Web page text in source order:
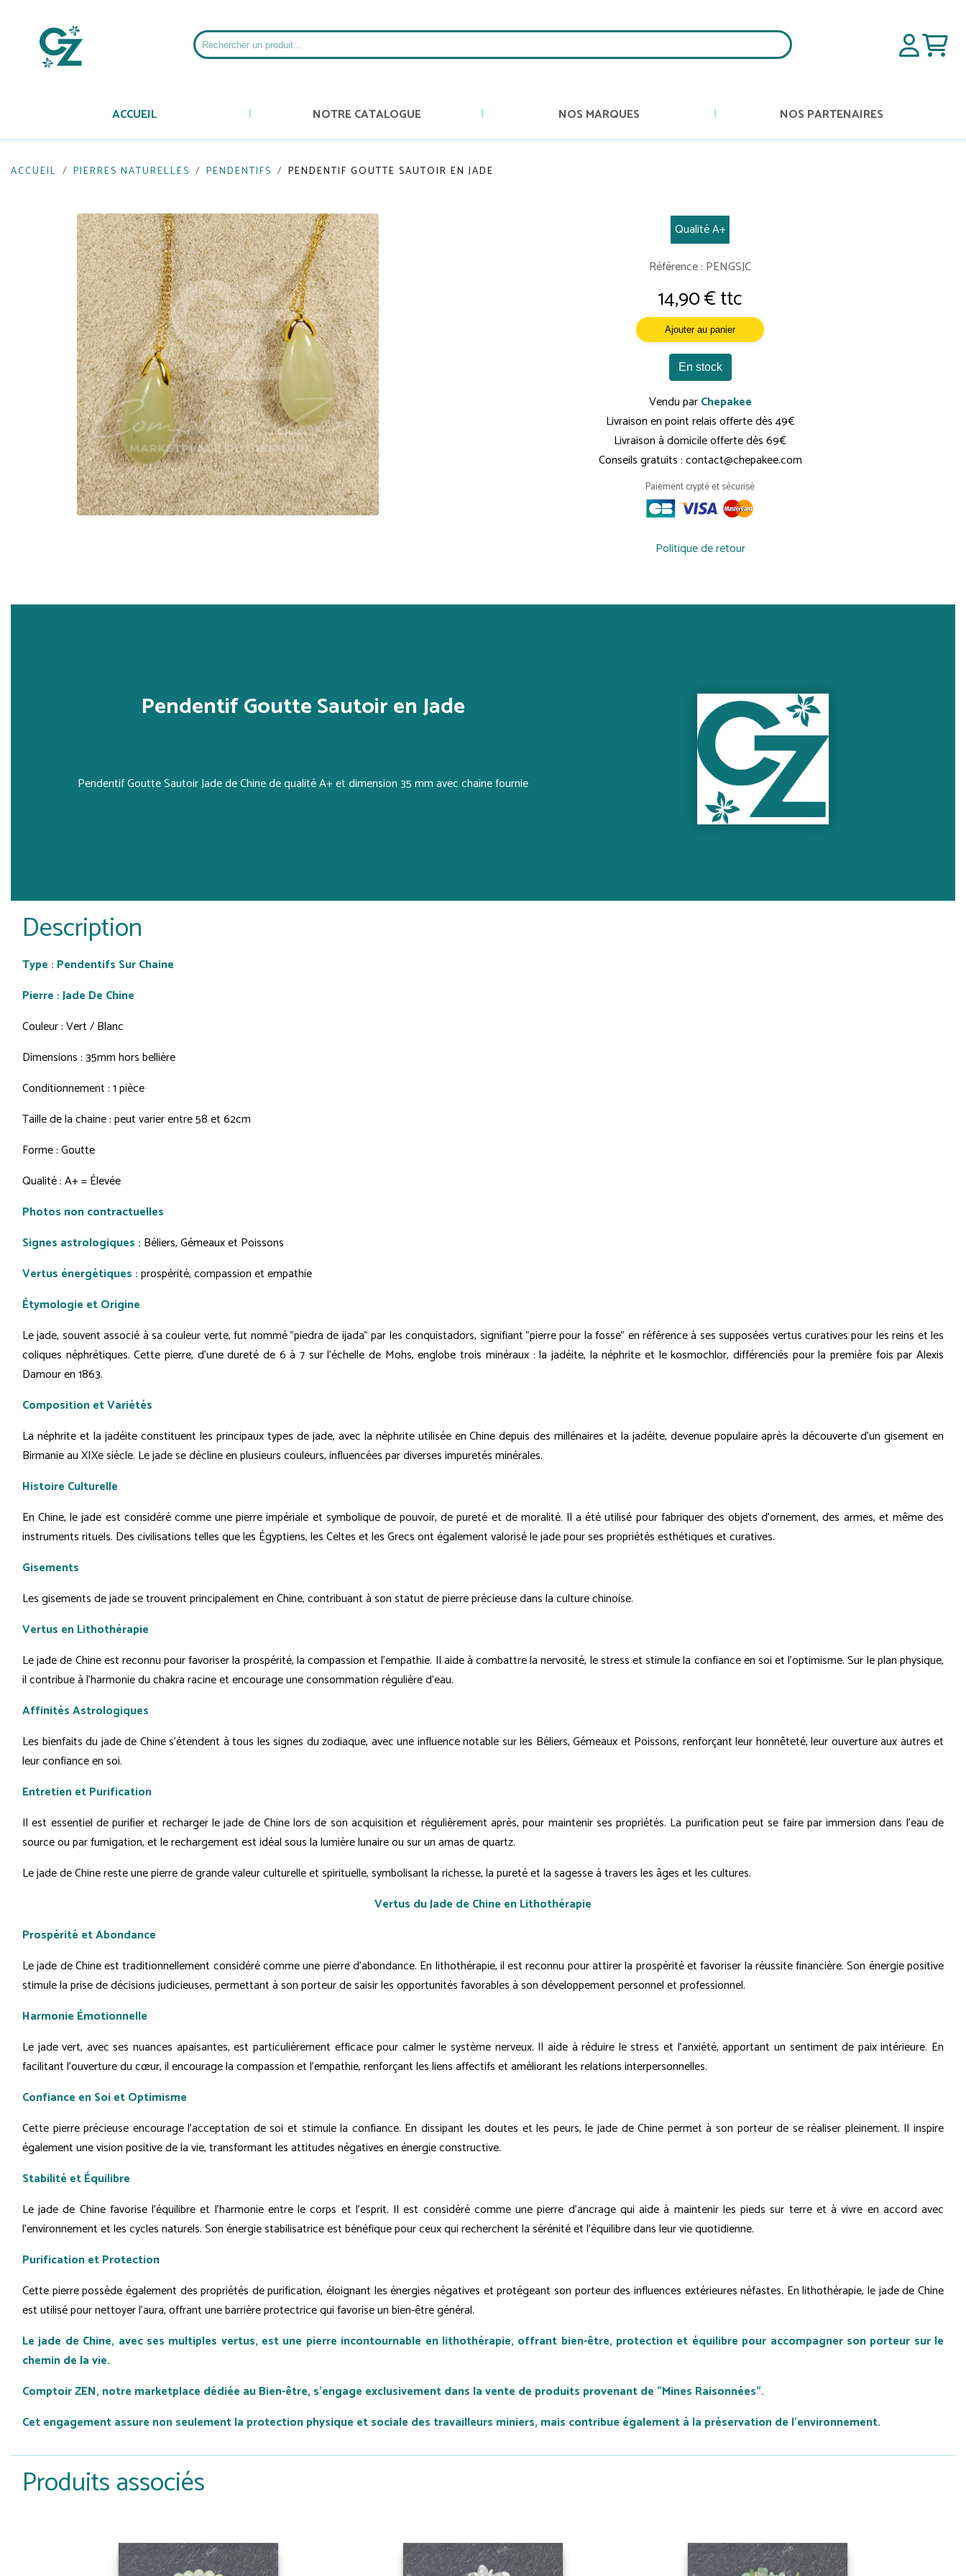
ACCUEIL NOTRE CATALOGUE NOS MARQUES NOS PARTENAIRES
ACCUEIL PIERRES NATURELLES PENDENTIFS PENDENTIF GOUTTE SAUTOIR EN JADE
Qualité A+
Référence : PENGSJC
14,90 € ttc
Ajouter au panier
En stock
Vendu parChepakee
Livraison en point relais offerte dès 49€
Livraison à domicile offerte dès 69€
Conseils gratuits : contact@chepakee.com
Paiement crypté et sécurisé
Politique de retour
Pendentif Goutte Sautoir en Jade
Pendentif Goutte Sautoir Jade de Chine de qualité A+ et dimension 35 mm avec chaine fournie
Description
Type : Pendentifs Sur Chaine
Pierre : Jade De Chine
Couleur : Vert / Blanc
Dimensions : 35mm hors bellière
Conditionnement : 1 pièce
Taille de la chaine : peut varier entre 58 et 62cm
Forme : Goutte
Qualité : A+ = Élevée
Photos non contractuelles
Signes astrologiques : Béliers, Gémeaux et Poissons
Vertus énergétiques :prospérité, compassion et empathie
Étymologie et Origine
Le jade, souvent associé à sa couleur verte, fut nommé "piedra de ijada" par les conquistadors, signifiant "pierre pour la fosse" en référence à ses supposées vertus curatives pour les reins et les
coliques néphrétiques. Cette pierre, d'une dureté de 6 à 7 sur l'échelle de Mohs, englobe trois minéraux : la jadéite, la néphrite et le kosmochlor, différenciés pour la première fois par Alexis
Damour en 1863.
Composition et Variétés
La néphrite et la jadéite constituent les principaux types de jade, avec la néphrite utilisée en Chine depuis des millénaires et la jadéite, devenue populaire après la découverte d'un gisement en
Birmanie au XIXe siècle. Le jade se décline en plusieurs couleurs, influencées par diverses impuretés minérales.
Histoire Culturelle
En Chine, le jade est considéré comme une pierre impériale et symbolique de pouvoir, de pureté et de moralité. Il a été utilisé pour fabriquer des objets d'ornement, des armes, et même des
instruments rituels. Des civilisations telles que les Égyptiens, les Celtes et les Grecs ont également valorisé le jade pour ses propriétés esthétiques et curatives.
Gisements
Les gisements de jade se trouvent principalement en Chine, contribuant à son statut de pierre précieuse dans la culture chinoise.
Vertus en Lithothérapie
Le jade de Chine est reconnu pour favoriser la prospérité, la compassion et l'empathie. Il aide à combattre la nervosité, le stress et stimule la confiance en soi et l'optimisme. Sur le plan physique,
il contribue à l'harmonie du chakra racine et encourage une consommation régulière d'eau.
Affinités Astrologiques
Les bienfaits du jade de Chine s'étendent à tous les signes du zodiaque, avec une influence notable sur les Béliers, Gémeaux et Poissons, renforçant leur honnêteté, leur ouverture aux autres et
leur confiance en soi.
Entretien et Purification
Il est essentiel de purifier et recharger le jade de Chine lors de son acquisition et régulièrement après, pour maintenir ses propriétés. La purification peut se faire par immersion dans l'eau de
source ou par fumigation, et le rechargement est idéal sous la lumière lunaire ou sur un amas de quartz.
Le jade de Chine reste une pierre de grande valeur culturelle et spirituelle, symbolisant la richesse, la pureté et la sagesse à travers les âges et les cultures.
Vertus du Jade de Chine en Lithothérapie
Prospérité et Abondance
Le jade de Chine est traditionnellement considéré comme une pierre d'abondance. En lithothérapie, il est reconnu pour attirer la prospérité et favoriser la réussite financière. Son énergie positive
stimule la prise de décisions judicieuses, permettant à son porteur de saisir les opportunités favorables à son développement personnel et professionnel.
Harmonie Émotionnelle
Le jade vert, avec ses nuances apaisantes, est particulièrement efficace pour calmer le système nerveux. Il aide à réduire le stress et l'anxiété, apportant un sentiment de paix intérieure. En
facilitant l'ouverture du cœur, il encourage la compassion et l'empathie, renforçant les liens affectifs et améliorant les relations interpersonnelles.
Confiance en Soi et Optimisme
Cette pierre précieuse encourage l'acceptation de soi et stimule la confiance. En dissipant les doutes et les peurs, le jade de Chine permet à son porteur de se réaliser pleinement. Il inspire
également une vision positive de la vie, transformant les attitudes négatives en énergie constructive.
Stabilité et Équilibre
Le jade de Chine favorise l'équilibre et l'harmonie entre le corps et l'esprit. Il est considéré comme une pierre d'ancrage qui aide à maintenir les pieds sur terre et à vivre en accord avec
l'environnement et les cycles naturels. Son énergie stabilisatrice est bénéfique pour ceux qui recherchent la sérénité et l'équilibre dans leur vie quotidienne.
Purification et Protection
Cette pierre possède également des propriétés de purification, éloignant les énergies négatives et protégeant son porteur des influences extérieures néfastes. En lithothérapie, le jade de Chine
est utilisé pour nettoyer l'aura, offrant une barrière protectrice qui favorise un bien-être général.
Le jade de Chine, avec ses multiples vertus, est une pierre incontournable en lithothérapie, offrant bien-être, protection et équilibre pour accompagner son porteur sur le
chemin de la vie.
Comptoir ZEN, notre marketplace dédiée au Bien-être, s'engage exclusivement dans la vente de produits provenant de "Mines Raisonnées".
Cet engagement assure non seulement la protection physique et sociale des travailleurs miniers, mais contribue également à la préservation de l'environnement.
Produits associés